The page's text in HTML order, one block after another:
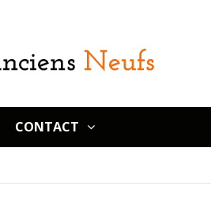
CONTACT